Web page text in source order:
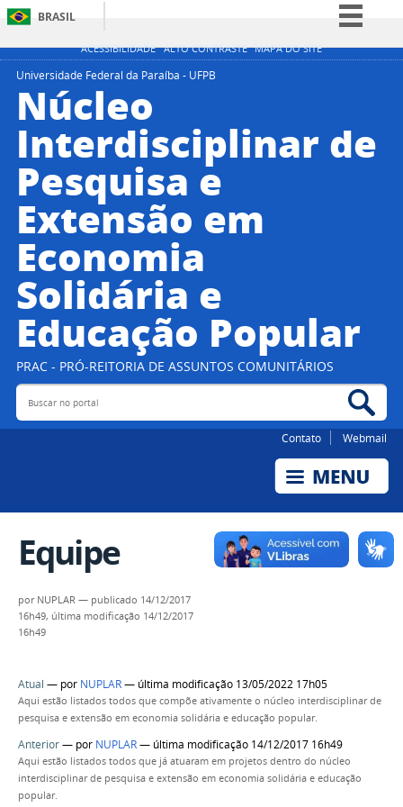
ACESSIBILIDADE ALTO CONTRASTE MAPA DO SITE
BRASIL
Simplifique!
Acesso à informação
Legislação
Universidade Federal da Paraíba - UFPB
Núcleo
Interdisciplinar de
Pesquisa e
Extensão em
Economia
Solidária e
Educação Popular
PRAC - PRÓ-REITORIA DE ASSUNTOS COMUNITÁRIOS
Buscar no portal
Contato Webmail
Equipe
por NUPLAR — publicado 14/12/2017
16h49, última modificação 14/12/2017
16h49
Atual — por NUPLAR— última modificação 13/05/2022 17h05
Aqui estão listados todos que compõe ativamente o núcleo interdisciplinar de
pesquisa e extensão em economia solidária e educação popular.
Anterior— por NUPLAR— última modificação 14/12/2017 16h49
Aqui estão listados todos que já atuaram em projetos dentro do núcleo
interdisciplinar de pesquisa e extensão em economia solidária e educação
popular.